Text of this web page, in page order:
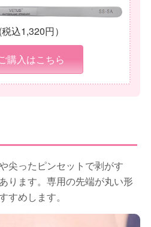
込1,320円）
購入はこちら
尖ったピンセットで剥がす
ります。専用の先端が丸い形
すめします。